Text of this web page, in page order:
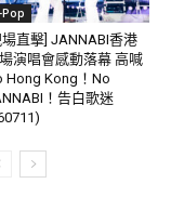
Pop
場直擊] JANNABI香港
演唱會感動落幕 高喊
Hong Kong！No
！告白歌迷